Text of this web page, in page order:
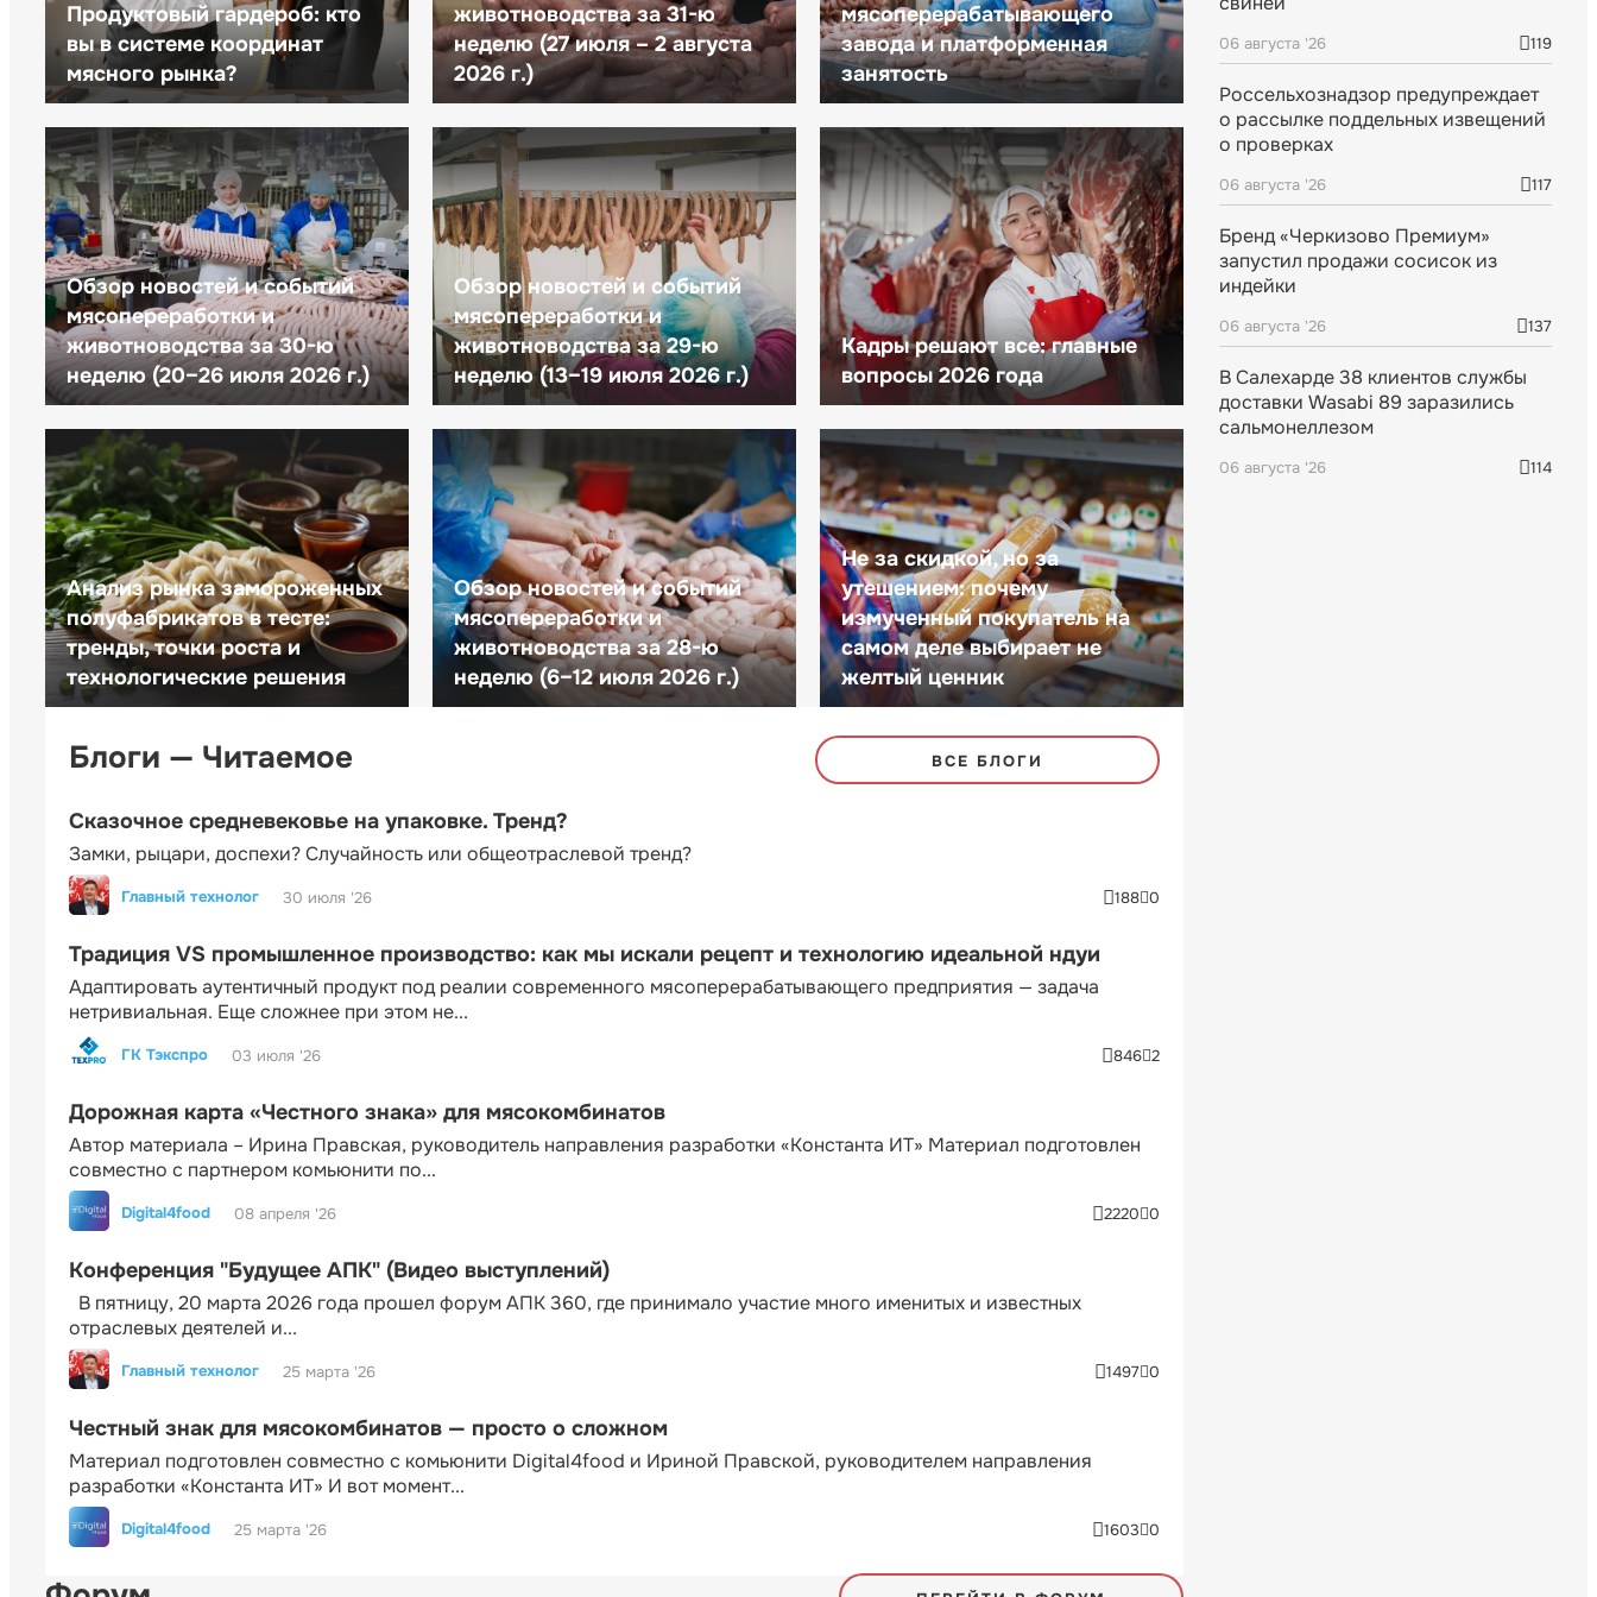
Продуктовый гардероб: кто
вы в системе координат
мясного рынка?
животноводства за 31-ю
неделю (27 июля – 2 августа
2026 г.)
мясоперерабатывающего
завода и платформенная
занятость
Обзор новостей и событий
мясопереработки и
животноводства за 30-ю
неделю (20–26 июля 2026 г.)
Обзор новостей и событий
мясопереработки и
животноводства за 29-ю
неделю (13–19 июля 2026 г.)
Кадры решают все: главные
вопросы 2026 года
Анализ рынка замороженных
полуфабрикатов в тесте:
тренды, точки роста и
технологические решения
Обзор новостей и событий
мясопереработки и
животноводства за 28-ю
неделю (6–12 июля 2026 г.)
Не за скидкой, но за
утешением: почему
измученный покупатель на
самом деле выбирает не
желтый ценник
Блоги — Читаемое ВСЕ БЛОГИ
Сказочное средневековье на упаковке. Тренд?
Замки, рыцари, доспехи? Случайность или общеотраслевой тренд?
Главный технолог 30 июля '26 188 0
Традиция VS промышленное производство: как мы искали рецепт и технологию идеальной ндуи
Адаптировать аутентичный продукт под реалии современного мясоперерабатывающего предприятия — задача
нетривиальная. Еще сложнее при этом не...
ГК Тэкспро 03 июля '26 846 2
Дорожная карта «Честного знака» для мясокомбинатов
Автор материала – Ирина Правская, руководитель направления разработки «Константа ИТ» Материал подготовлен
совместно с партнером комьюнити по...
Digital4food 08 апреля '26 2220 0
Конференция "Будущее АПК" (Видео выступлений)
В пятницу, 20 марта 2026 года прошел форум АПК 360, где принимало участие много именитых и известных
отраслевых деятелей и...
Главный технолог 25 марта '26 1497 0
Честный знак для мясокомбинатов — просто о сложном
Материал подготовлен совместно с комьюнити Digital4food и Ириной Правской, руководителем направления
разработки «Константа ИТ» И вот момент...
Digital4food 25 марта '26 1603 0
06 августа '26 119
Россельхознадзор предупреждает
о рассылке поддельных извещений
о проверках
06 августа '26 117
Бренд «Черкизово Премиум»
запустил продажи сосисок из
индейки
06 августа '26 137
В Салехарде 38 клиентов службы
доставки Wasabi 89 заразились
сальмонеллезом
06 августа '26 114